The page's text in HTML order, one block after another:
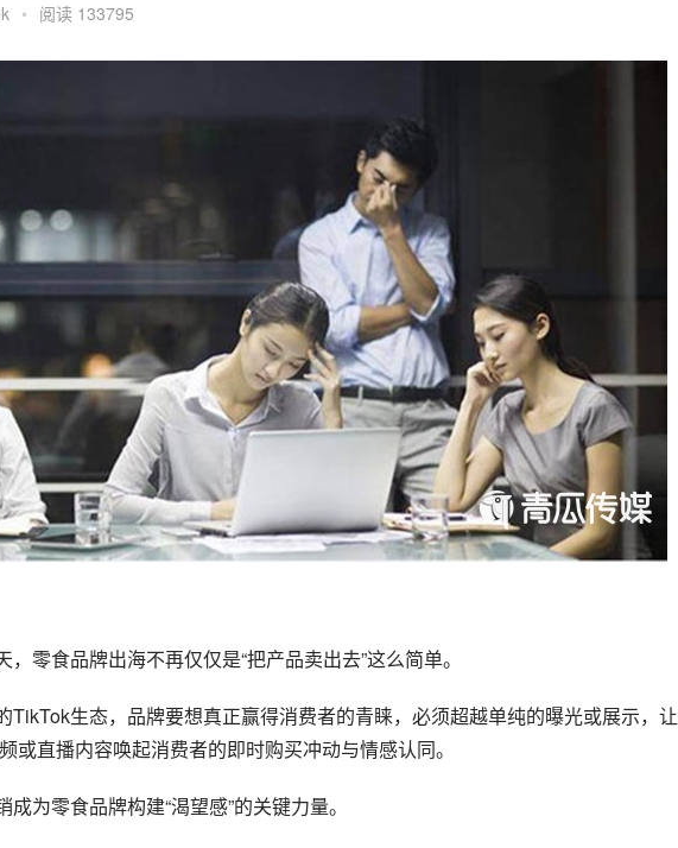
• 阅读 133795
零食品牌出海不再仅仅是“把产品卖出去”这么简单。
TikTok生态，品牌要想真正赢得消费者的青睐，必须超越单纯的曝光或展示，让
或直播内容唤起消费者的即时购买冲动与情感认同。
成为零食品牌构建“渴望感”的关键力量。